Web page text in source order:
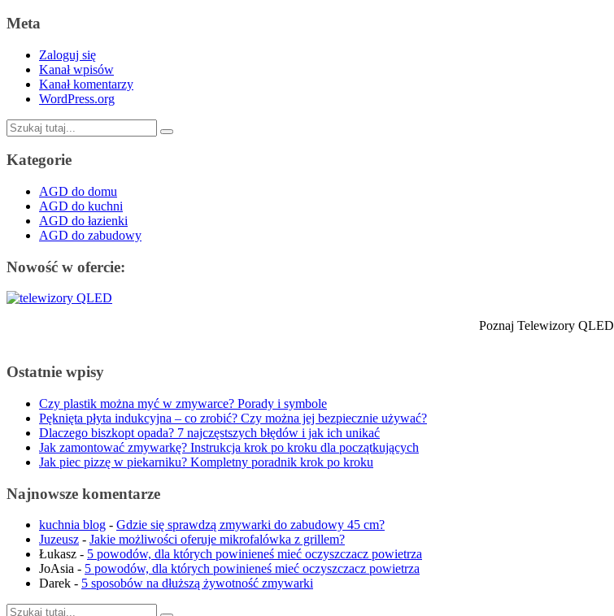
Meta
Zaloguj się
Kanał wpisów
Kanał komentarzy
WordPress.org
Szukaj:
Kategorie
AGD do domu
AGD do kuchni
AGD do łazienki
AGD do zabudowy
Nowość w ofercie:
Poznaj Telewizory QLED
Ostatnie wpisy
Czy plastik można myć w zmywarce? Porady i symbole
Pęknięta płyta indukcyjna – co zrobić? Czy można jej bezpiecznie używać?
Dlaczego biszkopt opada? 7 najczęstszych błędów i jak ich unikać
Jak zamontować zmywarkę? Instrukcja krok po kroku dla początkujących
Jak piec pizzę w piekarniku? Kompletny poradnik krok po kroku
Najnowsze komentarze
kuchnia blog - Gdzie się sprawdzą zmywarki do zabudowy 45 cm?
Juzeusz - Jakie możliwości oferuje mikrofalówka z grillem?
Łukasz - 5 powodów, dla których powinieneś mieć oczyszczacz powietrza
JoAsia - 5 powodów, dla których powinieneś mieć oczyszczacz powietrza
Darek - 5 sposobów na dłuższą żywotność zmywarki
Szukaj: